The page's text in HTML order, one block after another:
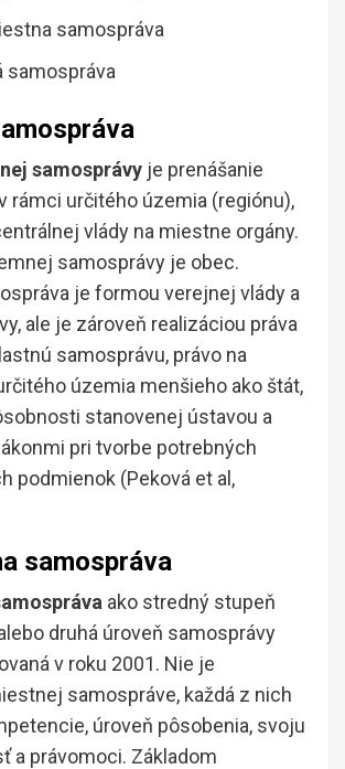
samospráva
samospráva
samosprávy je prenášanie
rámci určitého územia (regiónu),
vlády na miestne orgány.
samosprávy je obec.
je formou verejnej vlády a
ale je zároveň realizáciou práva
samosprávu, právo na
územia menšieho ako štát,
stanovenej ústavou a
pri tvorbe potrebných
podmienok (Peková et al,
samospráva
ako stredný stupeň
druhá úroveň samosprávy
v roku 2001. Nie je
samospráve, každá z nich
úroveň pôsobenia, svoju
a právomoci. Základom